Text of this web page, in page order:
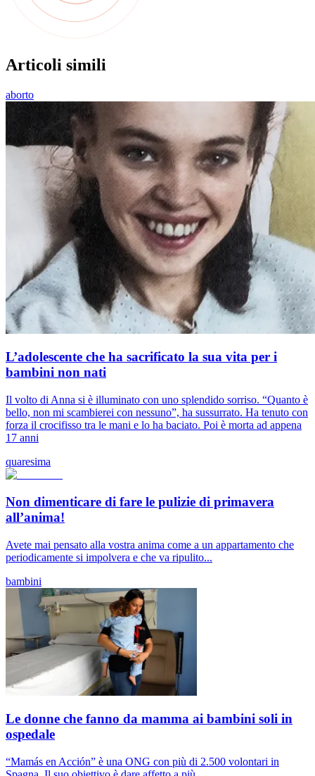
Articoli simili
aborto
L’adolescente che ha sacrificato la sua vita per i
bambini non nati
Il volto di Anna si è illuminato con uno splendido sorriso. “Quanto è
bello, non mi scambierei con nessuno”, ha sussurrato. Ha tenuto con
forza il crocifisso tra le mani e lo ha baciato. Poi è morta ad appena
17 anni
quaresima
Non dimenticare di fare le pulizie di primavera
all’anima!
Avete mai pensato alla vostra anima come a un appartamento che
periodicamente si impolvera e che va ripulito...
bambini
Le donne che fanno da mamma ai bambini soli in
ospedale
“Mamás en Acción” è una ONG con più di 2.500 volontari in